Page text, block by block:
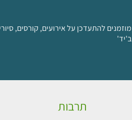
מוזמנים להתעדכן על אירועים, קורסים,
ב'יד'
תרבות